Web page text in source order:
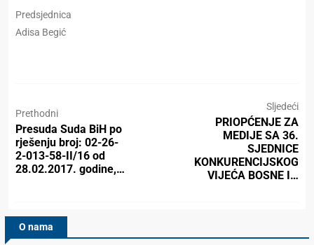
Predsjednica
Adisa Begić
Prethodni
Presuda Suda BiH po
rješenju broj: 02-26-
2-013-58-II/16 od
28.02.2017. godine,…
Sljedeći
PRIOPĆENJE ZA
MEDIJE SA 36.
SJEDNICE
KONKURENCIJSKOG
VIJEĆA BOSNE I…
O nama